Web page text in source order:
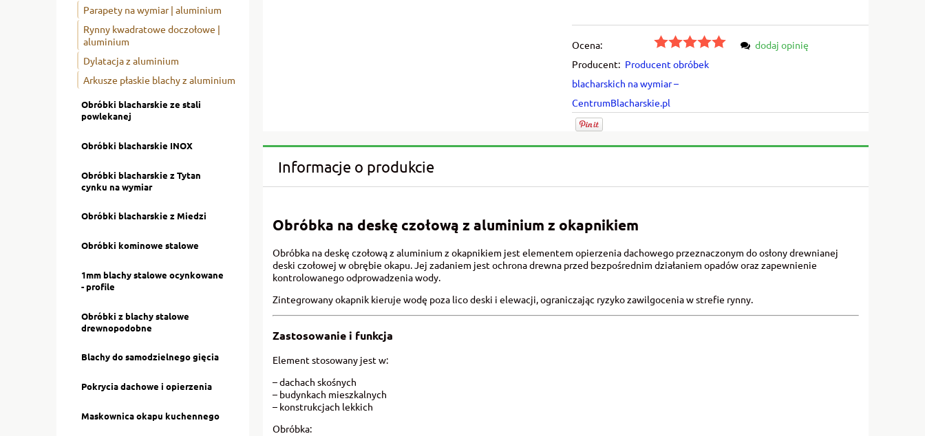
Parapety na wymiar | aluminium
Rynny kwadratowe doczołowe |
aluminium
Dylatacja z aluminium
Arkusze płaskie blachy z aluminium
Obróbki blacharskie ze stali
powlekanej
Obróbki blacharskie INOX
Obróbki blacharskie z Tytan
cynku na wymiar
Obróbki blacharskie z Miedzi
Obróbki kominowe stalowe
1mm blachy stalowe ocynkowane
- profile
Obróbki z blachy stalowe
drewnopodobne
Blachy do samodzielnego gięcia
Pokrycia dachowe i opierzenia
Maskownica okapu kuchennego
Ocena:
Producent: Producent obróbek
blacharskich na wymiar –
CentrumBlacharskie.pl
dodaj opinię
Informacje o produkcie
Obróbka na deskę czołową z aluminium z okapnikiem
Obróbka na deskę czołową z aluminium z okapnikiem jest elementem opierzenia dachowego przeznaczonym do osłony drewnianej
deski czołowej w obrębie okapu. Jej zadaniem jest ochrona drewna przed bezpośrednim działaniem opadów oraz zapewnienie
kontrolowanego odprowadzenia wody.
Zintegrowany okapnik kieruje wodę poza lico deski i elewacji, ograniczając ryzyko zawilgocenia w strefie rynny.
Zastosowanie i funkcja
Element stosowany jest w:
– dachach skośnych
– budynkach mieszkalnych
– konstrukcjach lekkich
Obróbka: